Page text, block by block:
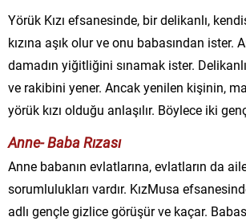
Yörük Kızı efsanesinde, bir delikanlı,
kızına aşık olur ve onu babasından ister.
damadın yiğitliğini sınamak ister.
ve rakibini yener. Ancak yenilen kişinin,
yörük kızı olduğu anlaşılır. Böylece iki
Anne- Baba Rızası
Anne babanın evlatlarına, evlatların da
sorumlulukları vardır. KızMusa
adlı gençle gizlice görüşür ve kaçar.